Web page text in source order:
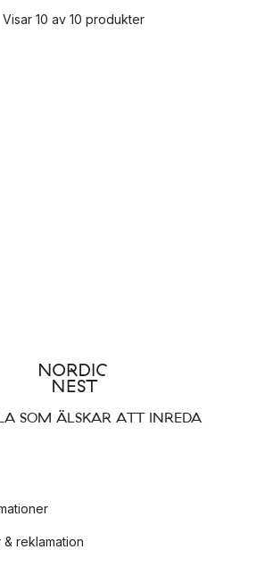
Visar 10 av 10 produkter
SOM ÄLSKAR ATT INREDA
reklamation